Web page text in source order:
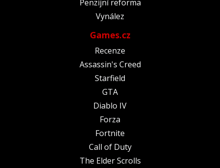
Penzijní reforma
Vynález
Games.cz
Recenze
Assassin's Creed
Starfield
GTA
Diablo IV
Forza
Fortnite
Call of Duty
The Elder Scrolls